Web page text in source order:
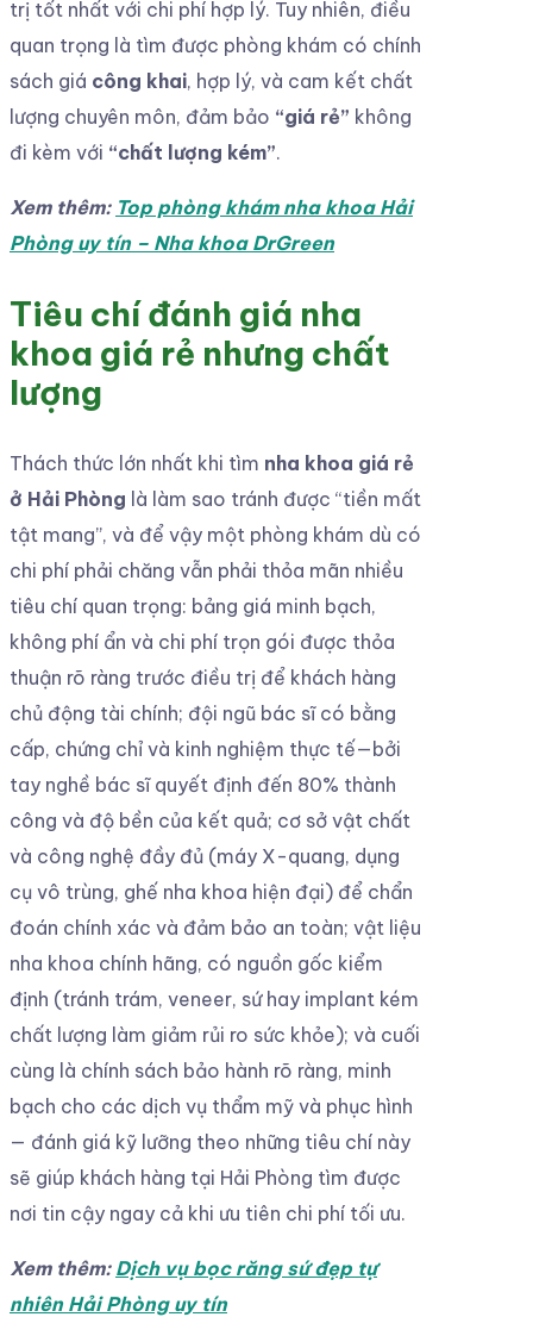
trị tốt nhất với chi phí hợp lý. Tuy nhiên, điều
quan trọng là tìm được phòng khám có chính
sách giá công khai, hợp lý, và cam kết chất
lượng chuyên môn, đảm bảo “giá rẻ” không
đi kèm với “chất lượng kém”.
Xem thêm: Top phòng khám nha khoa Hải
Phòng uy tín – Nha khoa DrGreen
Tiêu chí đánh giá nha
khoa giá rẻ nhưng chất
lượng
Thách thức lớn nhất khi tìm nha khoa giá rẻ
ở Hải Phòng là làm sao tránh được “tiền mất
tật mang”, và để vậy một phòng khám dù có
chi phí phải chăng vẫn phải thỏa mãn nhiều
tiêu chí quan trọng: bảng giá minh bạch,
không phí ẩn và chi phí trọn gói được thỏa
thuận rõ ràng trước điều trị để khách hàng
chủ động tài chính; đội ngũ bác sĩ có bằng
cấp, chứng chỉ và kinh nghiệm thực tế—bởi
tay nghề bác sĩ quyết định đến 80% thành
công và độ bền của kết quả; cơ sở vật chất
và công nghệ đầy đủ (máy X-quang, dụng
cụ vô trùng, ghế nha khoa hiện đại) để chẩn
đoán chính xác và đảm bảo an toàn; vật liệu
nha khoa chính hãng, có nguồn gốc kiểm
định (tránh trám, veneer, sứ hay implant kém
chất lượng làm giảm rủi ro sức khỏe); và cuối
cùng là chính sách bảo hành rõ ràng, minh
bạch cho các dịch vụ thẩm mỹ và phục hình
— đánh giá kỹ lưỡng theo những tiêu chí này
sẽ giúp khách hàng tại Hải Phòng tìm được
nơi tin cậy ngay cả khi ưu tiên chi phí tối ưu.
Xem thêm: Dịch vụ bọc răng sứ đẹp tự
nhiên Hải Phòng uy tín